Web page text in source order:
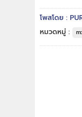
โพสโดย :
หมวดหมู่ :
ท